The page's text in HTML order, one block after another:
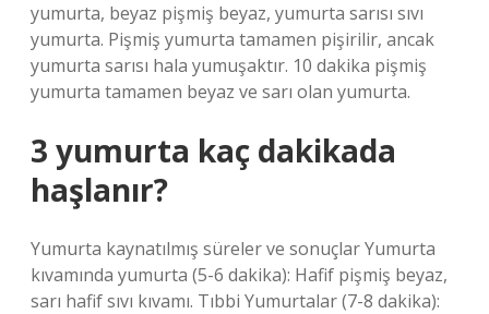
yumurta, beyaz pişmiş beyaz, yumurta sarısı sıvı
yumurta. Pişmiş yumurta tamamen pişirilir, ancak
yumurta sarısı hala yumuşaktır. 10 dakika pişmiş
yumurta tamamen beyaz ve sarı olan yumurta.
3 yumurta kaç dakikada
haşlanır?
Yumurta kaynatılmış süreler ve sonuçlar Yumurta
kıvamında yumurta (5-6 dakika): Hafif pişmiş beyaz,
sarı hafif sıvı kıvamı. Tıbbi Yumurtalar (7-8 dakika):